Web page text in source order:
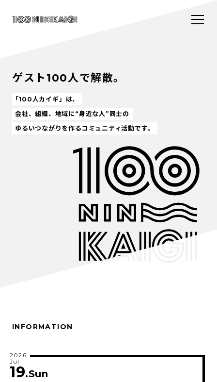
ゲスト100人で解散。
「100人カイギ」は、
会社、組織、地域に“身近な人”同士の
ゆるいつながりを作るコミュニティ活動です。
INFORMATION
2026
Jul
19.Sun